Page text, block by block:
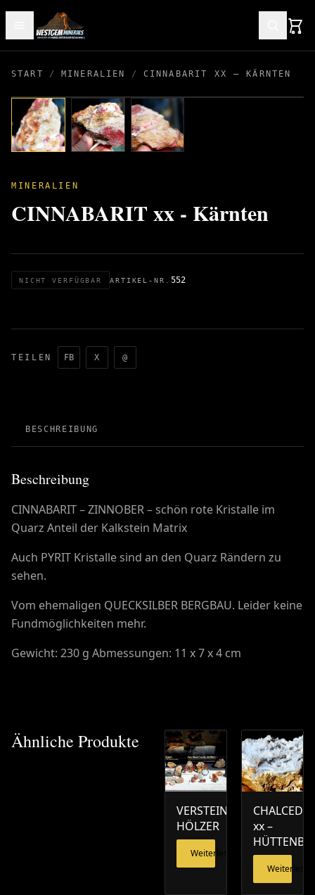
START / MINERALIEN / CINNABARIT XX – KÄRNTEN
MINERALIEN
CINNABARIT xx - Kärnten
NICHT VERFÜGBAR ARTIKEL-NR. 552
TEILEN FB X @
BESCHREIBUNG
Beschreibung
CINNABARIT – ZINNOBER – schön rote Kristalle im
Quarz Anteil der Kalkstein Matrix
Auch PYRIT Kristalle sind an den Quarz Rändern zu
sehen.
Vom ehemaligen QUECKSILBER BERGBAU. Leider keine
Fundmöglichkeiten mehr.
Gewicht: 230 g Abmessungen: 11 x 7 x 4 cm
Ähnliche Produkte
VERSTEINERTE
HÖLZER
Weiterlesen
xx –
Weiterlesen